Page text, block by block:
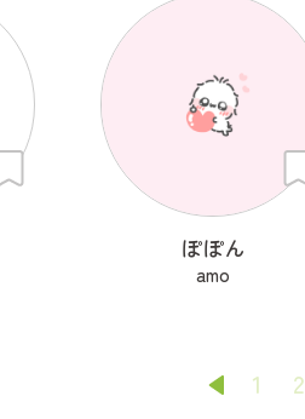
ぽぽん
amo
1 2